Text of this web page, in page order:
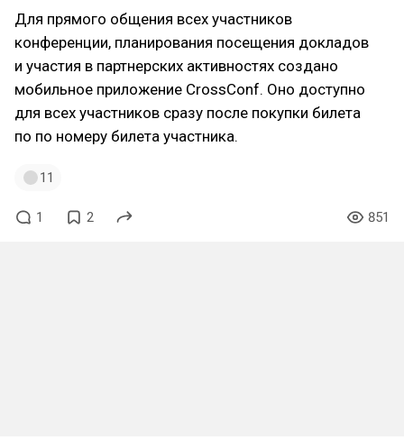
Для прямого общения всех участников
конференции, планирования посещения докладов
и участия в партнерских активностях создано
мобильное приложение CrossConf. Оно доступно
для всех участников сразу после покупки билета
по по номеру билета участника.
11
1 2 851